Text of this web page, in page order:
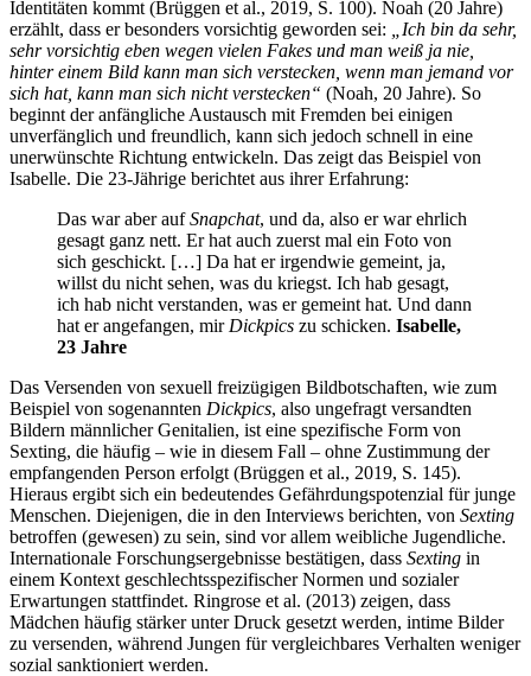
Identitäten kommt (Brüggen et al., 2019, S. 100). Noah (20 Jahre)
erzählt, dass er besonders vorsichtig geworden sei:
„Ich bin da sehr,
sehr vorsichtig eben wegen vielen Fakes und man weiß ja nie,
hinter einem Bild kann man sich verstecken, wenn man jemand vor
sich hat, kann man sich nicht verstecken“ (Noah, 20 Jahre). So
beginnt der anfängliche Austausch mit Fremden bei einigen
unverfänglich und freundlich, kann sich jedoch schnell in eine
unerwünschte Richtung entwickeln. Das zeigt das Beispiel von
Isabelle. Die 23-Jährige berichtet aus ihrer Erfahrung:
Das war aber aufSnapchat, und da, also er war ehrlich
gesagt ganz nett. Er hat auch zuerst mal ein Foto von
sich geschickt. […] Da hat er irgendwie gemeint, ja,
willst du nicht sehen, was du kriegst. Ich hab gesagt,
ich hab nicht verstanden, was er gemeint hat. Und dann
hat er angefangen, mir Dickpics zu schicken. Isabelle,
23 Jahre
Das Versenden von sexuell freizügigen Bildbotschaften, wie zum
Beispiel von sogenannten Dickpics, also ungefragt versandten
Bildern männlicher Genitalien, ist eine spezifische Form von
Sexting, die häufig – wie in diesem Fall – ohne Zustimmung der
empfangenden Person erfolgt (Brüggen et al., 2019, S. 145).
Hieraus ergibt sich ein bedeutendes Gefährdungspotenzial für junge
Menschen. Diejenigen, die in den Interviews berichten, von Sexting
betroffen (gewesen) zu sein, sind vor allem weibliche Jugendliche.
Internationale Forschungsergebnisse bestätigen, dass Sexting in
einem Kontext geschlechtsspezifischer Normen und sozialer
Erwartungen stattfindet. Ringrose et al. (2013) zeigen, dass
Mädchen häufig stärker unter Druck gesetzt werden, intime Bilder
zu versenden, während Jungen für vergleichbares Verhalten weniger
sozial sanktioniert werden.